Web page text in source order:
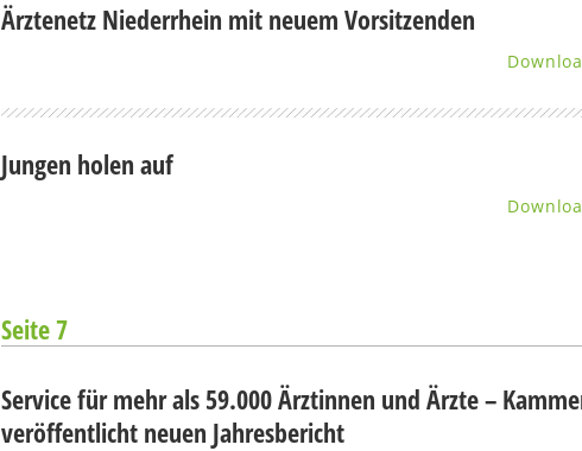
Ärztenetz Niederrhein mit neuem Vorsitzenden
Jungen holen auf
Seite 7
Service für mehr als 59.000 Ärztinnen und Ärzte –
veröffentlicht neuen Jahresbericht